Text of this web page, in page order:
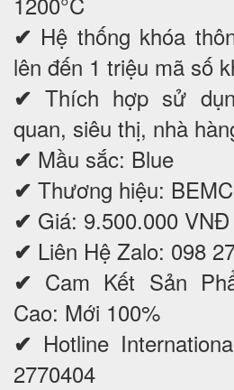
✔ Hệ thống khóa
lên đến 1 triệu mã số
✔Thích hợp sử
quan, siêu thị, nhà
✔ Mầu sắc: Blue
✔ Thương hiệu:
✔ Giá: 9.500.000 VNĐ
✔ Liên Hệ Zalo: 098
✔ Cam Kết Sản
Cao: Mới 100%
✔ Hotline
2770404